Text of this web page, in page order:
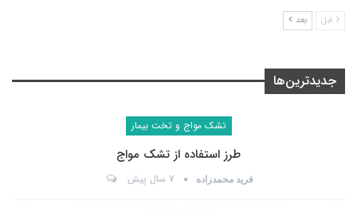
قبل بعد
جدیدترین‌ها
تشک مواج و تخت بیمار
طرز استفاده از تشک مواج
فرید محمدزاده 7 سال پیش